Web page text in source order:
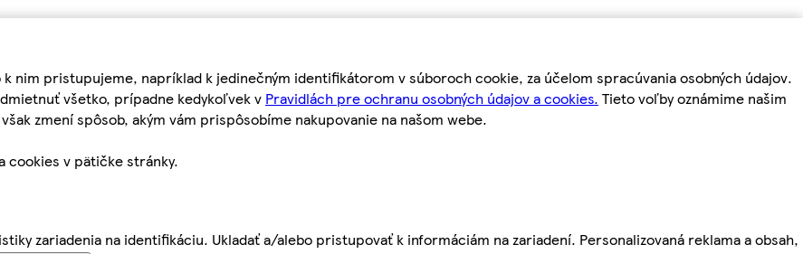
nim pristupujeme, napríklad k jedinečným identifikátorom v súboroch cookie, za účelom spracúvania osobných údajov.
všetko, prípadne kedykoľvek v Pravidlách pre ochranu osobných údajov a cookies. Tieto voľby oznámime našim
zmení spôsob, akým vám prispôsobíme nakupovanie na našom webe.
cookies v pätičke stránky.
zariadenia na identifikáciu. Ukladať a/alebo pristupovať k informáciám na zariadení. Personalizovaná reklama a obsah,